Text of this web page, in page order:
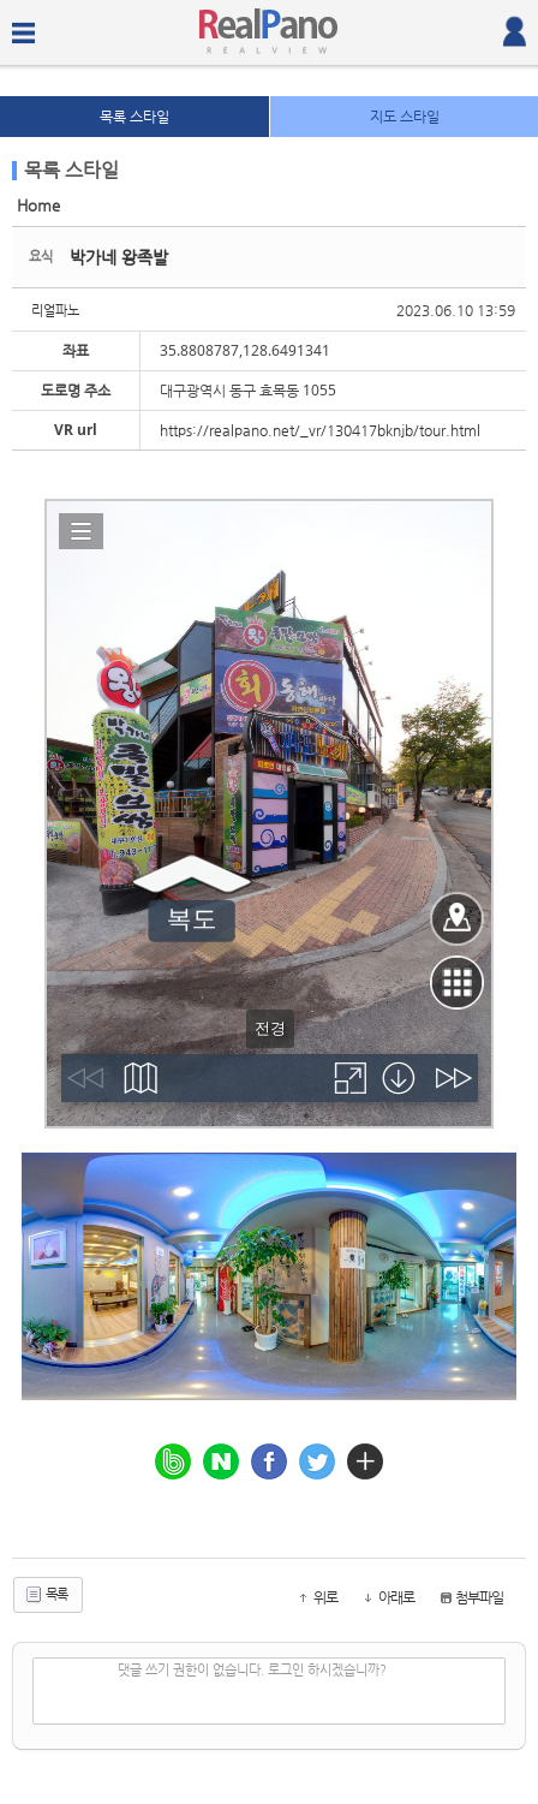
목록 스타일 지도 스타일
목록 스타일
Home
요식
2023.06.10 13:59
박가네 왕족발
리얼파노
좌표
35.8808787,128.6491341
도로명 주소
대구광역시 동구 효목동 1055
VR url
https://realpano.net/_vr/130417bknjb/tour.html
목록 위로 아래로 첨부파일
댓글 쓰기 권한이 없습니다. 로그인 하시겠습니까?
Sketchbook5, 스케치북5
Sketchbook5, 스케치북5
Sketchbook5, 스케치북5
Sketchbook5, 스케치북5